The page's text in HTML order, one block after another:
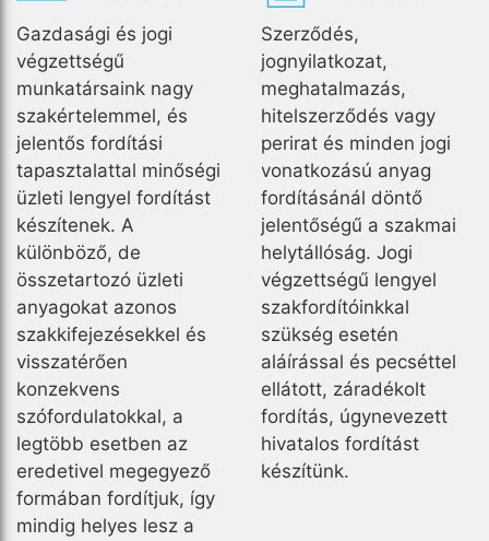
Gazdasági és jogi
végzettségű
munkatársaink nagy
szakértelemmel, és
jelentős fordítási
tapasztalattal minőségi
üzleti lengyel fordítást
készítenek. A
különböző, de
összetartozó üzleti
anyagokat azonos
szakkifejezésekkel és
visszatérően
konzekvens
szófordulatokkal, a
legtöbb esetben az
eredetivel megegyező
formában fordítjuk, így
mindig helyes lesz a
Szerződés,
jognyilatkozat,
meghatalmazás,
hitelszerződés vagy
perirat és minden jogi
vonatkozású anyag
fordításánál döntő
jelentőségű a szakmai
helytállóság. Jogi
végzettségű lengyel
szakfordítóinkkal
szükség esetén
aláírással és pecséttel
ellátott, záradékolt
fordítás, úgynevezett
hivatalos fordítást
készítünk.